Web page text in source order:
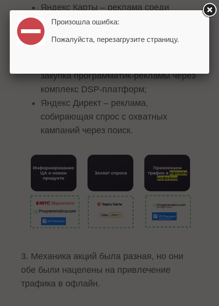
Яндекс Карты – реклама среди
автомобилистов и прохожих на
Яндекс Картах и в Яндекс
закупка программатик-рекламы через
комплекс DSP-платформ;
Яндекс Директ – реклама,
собирающая спрос с охватных
кампаний через поиск.
3. Механика акций была разная, но они
обе были нацелены на привлечение
трафика в офлайн.
Произошла ошибка:
Пожалуйста, перезагрузите страницу.